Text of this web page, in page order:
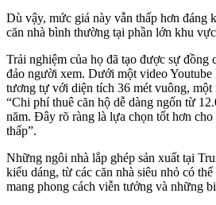
Dù vậy, mức giá này vẫn thấp hơn đáng
căn nhà bình thường tại phần lớn khu
Trải nghiệm của họ đã tạo được sự đồng
đảo người xem. Dưới một video Youtube
tương tự với diện tích 36 mét vuông,
“Chi phí thuê căn hộ dễ dàng ngốn từ
năm. Đây rõ ràng là lựa chọn tốt hơn
thấp”.
Những ngôi nhà lắp ghép sản xuất tại
kiểu dáng, từ các căn nhà siêu nhỏ có
mang phong cách viễn tưởng và những